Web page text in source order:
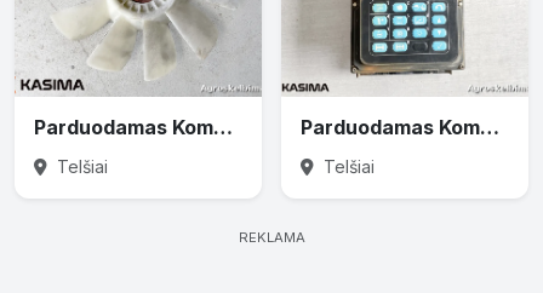
Parduodamas Komatsu PW160 variklio ventiliatorius
Telšiai
Parduodamas Komatsu PW160 monitorius
Telšiai
REKLAMA